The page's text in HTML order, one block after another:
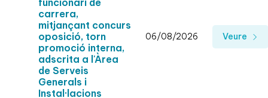
funcionari de
carrera,
mitjançant concurs
oposició, torn
promoció interna,
adscrita a l'Àrea
de Serveis
Generals i
Instal·lacions
06/08/2026 Veure